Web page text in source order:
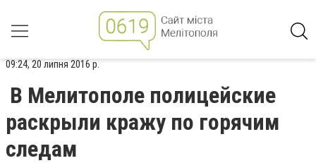
09:24, 20 липня 2016 р.
В Мелитополе полицейские
раскрыли кражу по горячим
следам